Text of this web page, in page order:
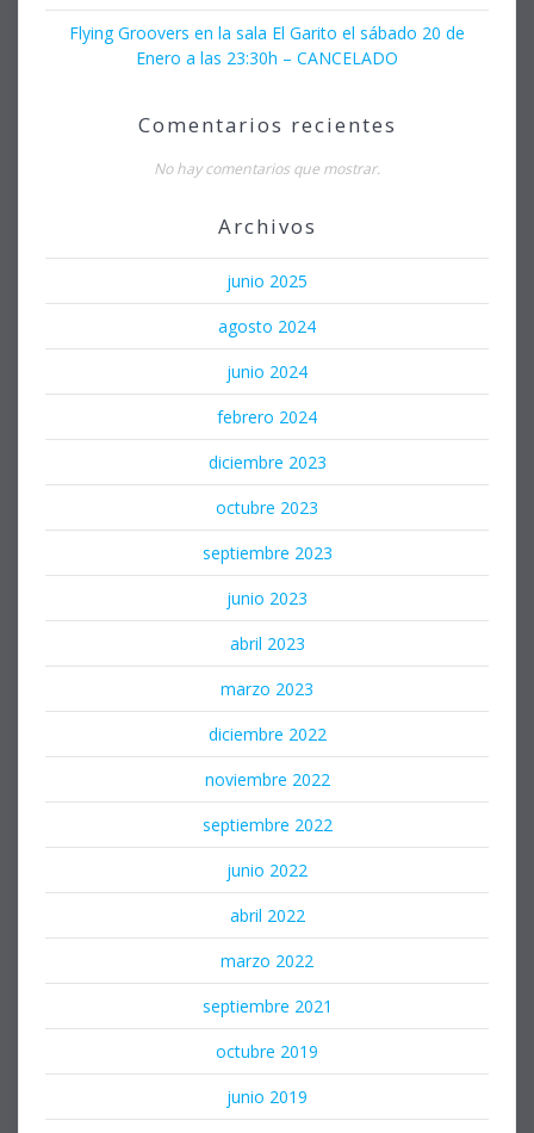
Flying Groovers en la sala El Garito el sábado 20 de
Enero a las 23:30h – CANCELADO
Comentarios recientes
No hay comentarios que mostrar.
Archivos
junio 2025
agosto 2024
junio 2024
febrero 2024
diciembre 2023
octubre 2023
septiembre 2023
junio 2023
abril 2023
marzo 2023
diciembre 2022
noviembre 2022
septiembre 2022
junio 2022
abril 2022
marzo 2022
septiembre 2021
octubre 2019
junio 2019